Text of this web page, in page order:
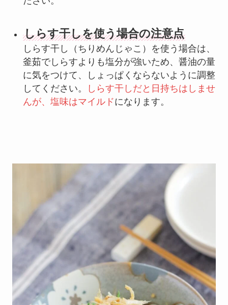
しらす干しを使う場合の注意点
しらす干し（ちりめんじゃこ）を使う場合は、
釜茹でしらすよりも塩分が強いため、醤油の量
に気をつけて、しょっぱくならないように調整
してください。
しらす干しだと日持ちはしませ
んが、塩味はマイルドになります。